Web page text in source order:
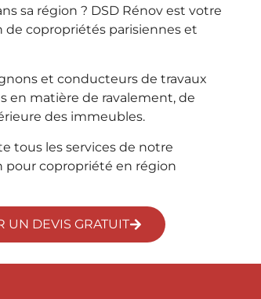
sa région ? DSD Rénov est votre
copropriétés parisiennes et
et conducteurs de travaux
en matière de ravalement, de
des immeubles.
tous les services de notre
pour copropriété en région
UN DEVIS GRATUIT